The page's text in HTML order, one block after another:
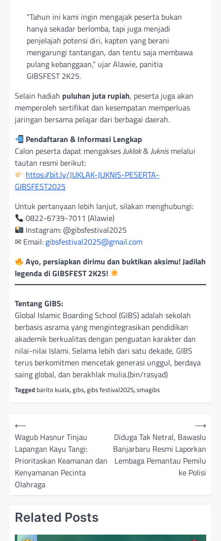
“Tahun ini kami ingin mengajak peserta bukan
hanya sekadar berlomba, tapi juga menjadi
penjelajah potensi diri, kapten yang berani
mengarungi tantangan, dan tentu saja membawa
pulang kebanggaan,” ujar Alawie, panitia
GIBSFEST 2K25.
Selain hadiah puluhan juta rupiah, peserta juga akan
memperoleh sertifikat dan kesempatan memperluas
jaringan bersama pelajar dari berbagai daerah.
Pendaftaran & Informasi Lengkap
Calon peserta dapat mengaksesJuklak&Juknismelalui
tautan resmi berikut:
https://bit.ly/JUKLAK-JUKNIS-PESERTA-
GIBSFEST2025
Untuk pertanyaan lebih lanjut, silakan menghubungi:
0822-6739-7011 (Alawie)
Instagram: @gibsfestival2025
✉ Email: gibsfestival2025@gmail.com
Ayo, persiapkan dirimu dan buktikan aksimu! Jadilah
legenda di GIBSFEST 2K25!
Tentang GIBS:
Global Islamic Boarding School (GIBS) adalah sekolah
berbasis asrama yang mengintegrasikan pendidikan
akademik berkualitas dengan penguatan karakter dan
nilai-nilai Islami. Selama lebih dari satu dekade, GIBS
terus berkomitmen mencetak generasi unggul, berdaya
saing global, dan berakhlak mulia.(bin/rasyad)
Tagged barito kuala,gibs,gibs festival2025,smagibs
N
a
⟵
Wagub Hasnur Tinjau
Lapangan Kayu Tangi:
Prioritaskan Keamanan dan
Kenyamanan Pecinta
Olahraga
Diduga Tak Netral, Bawaslu
Banjarbaru Resmi Laporkan
Lembaga Pemantau Pemilu
ke Polisi
⟶
Related Posts